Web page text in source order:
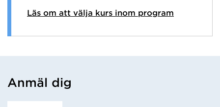
Läs om att välja kurs inom program
Anmäl dig